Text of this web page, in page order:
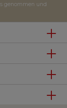
genommen und